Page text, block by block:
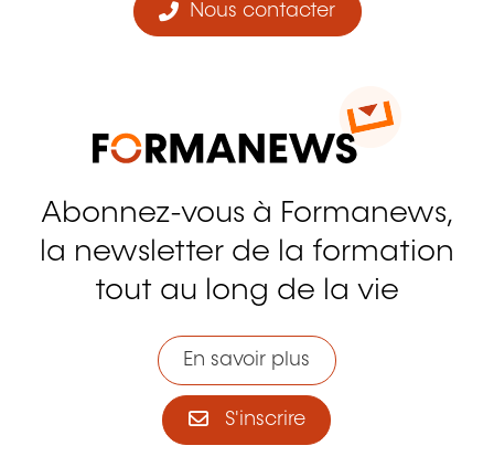
Nous contacter
Abonnez-vous à Formanews,
la newsletter de la formation
tout au long de la vie
En savoir plus
S'inscrire